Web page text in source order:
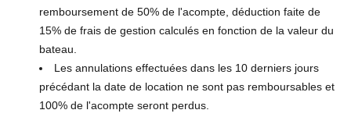
remboursement de 50% de l'acompte, déduction faite de
15% de frais de gestion calculés en fonction de la valeur du
bateau.
Les annulations effectuées dans les 10 derniers jours
précédant la date de location ne sont pas remboursables et
100% de l'acompte seront perdus.